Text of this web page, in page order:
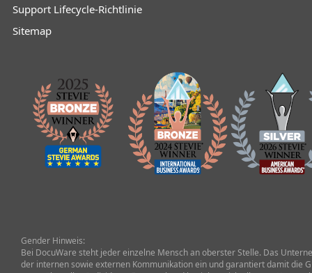
Support Lifecycle-Richtlinie
Sitemap
Gender Hinweis:
Bei DocuWare steht jeder einzelne Mensch an oberster Stelle. Das
der internen sowie externen Kommunikation ein und garantiert damit die